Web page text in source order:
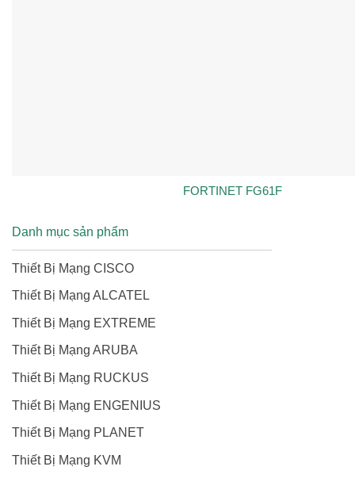
FORTINET FG61F
Danh mục sản phẩm
Thiết Bị Mạng CISCO
Thiết Bị Mạng ALCATEL
Thiết Bị Mạng EXTREME
Thiết Bị Mạng ARUBA
Thiết Bị Mạng RUCKUS
Thiết Bị Mạng ENGENIUS
Thiết Bị Mạng PLANET
Thiết Bị Mạng KVM